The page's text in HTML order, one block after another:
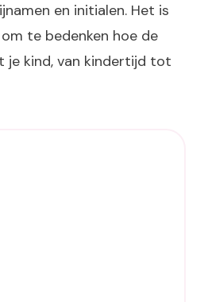
en initialen. Het is
te bedenken hoe de
je kind, van kindertijd tot